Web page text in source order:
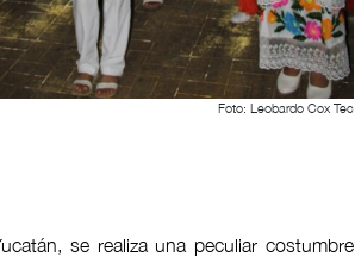
Foto: Leobardo Cox Tec
se realiza una peculiar costumbre